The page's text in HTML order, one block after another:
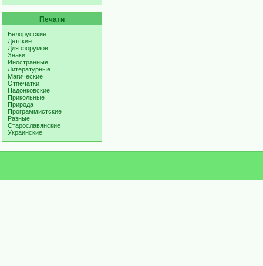
Печати
Белорусские
Детские
Для форумов
Знаки
Иностранные
Литературные
Магические
Отпечатки
Падонковские
Прикольные
Природа
Программистские
Разные
Старославянские
Украинские